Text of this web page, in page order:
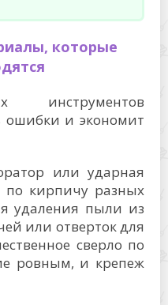
которые
инструментов
ошибки и экономит
или ударная
по кирпичу разных
удаления пыли из
или отверток для
сверло по
ровным, и крепеж